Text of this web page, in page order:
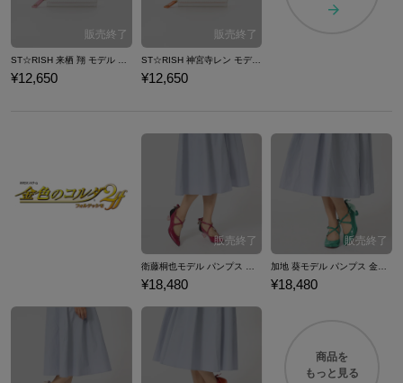
¥12,650
ST☆RISH 神宮寺レン モデル 三つ折り財布 劇場版 うたの☆プリンスさまっ♪ マジLOVEスターリッシュツアーズ
¥12,650
衛藤桐也モデル パンプス 金色のコルダ２ ff
¥18,480
加地 葵モデル パンプス 金色のコルダ２ ff
¥18,480
商品を
もっと見る